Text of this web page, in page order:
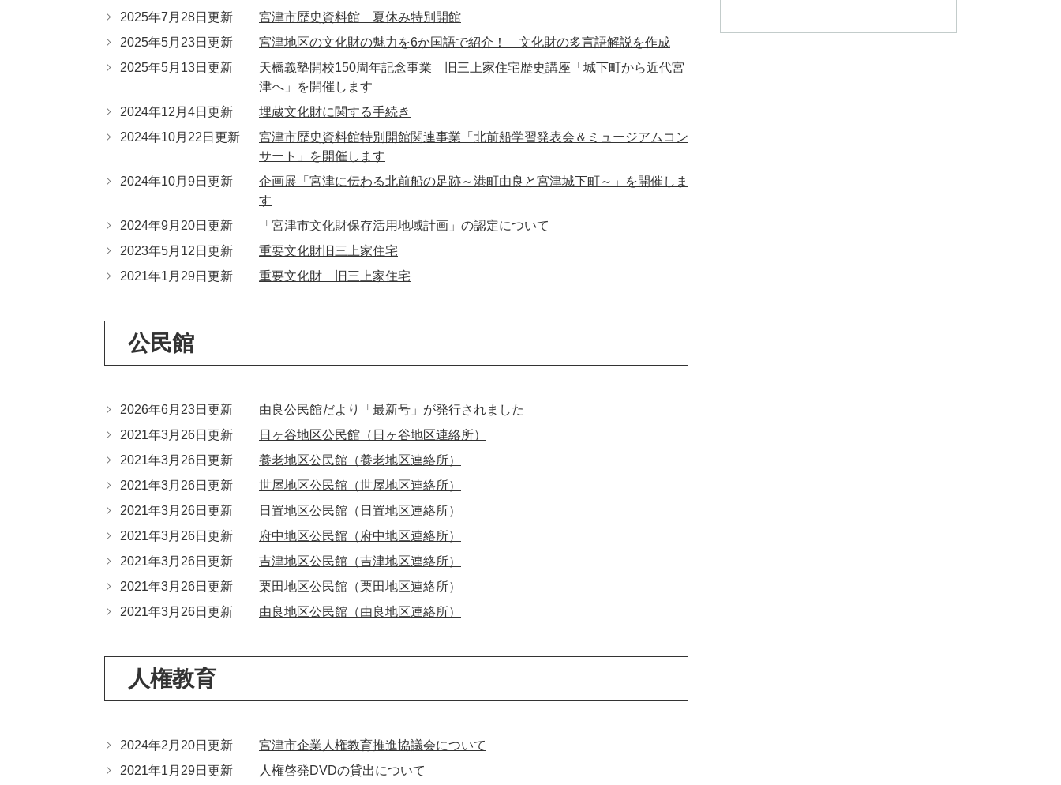
2025年7月28日更新
宮津市歴史資料館 夏休み特別開館
2025年5月23日更新
宮津地区の文化財の魅力を6か国語で紹介！ 文化財の多言語解説を作成
2025年5月13日更新
天橋義塾開校150周年記念事業 旧三上家住宅歴史講座「城下町から近代宮
津へ」を開催します
2024年12月4日更新
埋蔵文化財に関する手続き
2024年10月22日更新
宮津市歴史資料館特別開館関連事業「北前船学習発表会＆ミュージアムコン
サート」を開催します
2024年10月9日更新
企画展「宮津に伝わる北前船の足跡～港町由良と宮津城下町～」を開催しま
す
2024年9月20日更新
「宮津市文化財保存活用地域計画」の認定について
2023年5月12日更新
重要文化財旧三上家住宅
2021年1月29日更新
重要文化財 旧三上家住宅
公民館
2026年6月23日更新
由良公民館だより「最新号」が発行されました
2021年3月26日更新
日ヶ谷地区公民館（日ヶ谷地区連絡所）
2021年3月26日更新
養老地区公民館（養老地区連絡所）
2021年3月26日更新
世屋地区公民館（世屋地区連絡所）
2021年3月26日更新
日置地区公民館（日置地区連絡所）
2021年3月26日更新
府中地区公民館（府中地区連絡所）
2021年3月26日更新
吉津地区公民館（吉津地区連絡所）
2021年3月26日更新
栗田地区公民館（栗田地区連絡所）
2021年3月26日更新
由良地区公民館（由良地区連絡所）
人権教育
2024年2月20日更新
宮津市企業人権教育推進協議会について
2021年1月29日更新
人権啓発DVDの貸出について